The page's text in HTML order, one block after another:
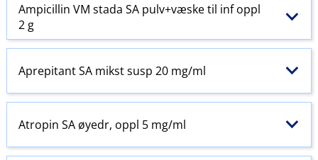
Ampicillin VM stada SA pulv+væske til inf oppl
2 g
Aprepitant SA mikst susp 20 mg/ml
Atropin SA øyedr, oppl 5 mg/ml